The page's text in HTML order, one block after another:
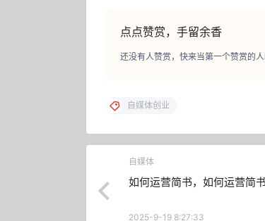
点点赞赏，手留余香
还没有人赞赏，快来当第一个赞赏的人
自媒体创业
自媒体
如何运营简书，如何运营简
2025-9-19 8:27:33